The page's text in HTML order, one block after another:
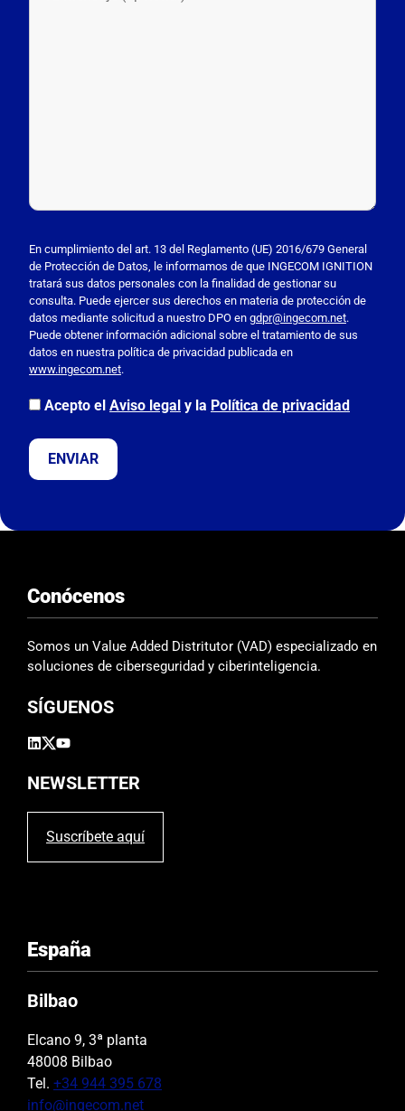
o
r
f
a
v
o
r
,
e
s
c
a
m
p
v
c
o
.
En cumplimiento del art. 13 del Reglamento (UE) 2016/679 General
de Protección de Datos, le informamos de que INGECOM IGNITION
tratará sus datos personales con la finalidad de gestionar su
consulta. Puede ejercer sus derechos en materia de protección de
datos mediante solicitud a nuestro DPO en gdpr@ingecom.net.
Puede obtener información adicional sobre el tratamiento de sus
datos en nuestra política de privacidad publicada en
www.ingecom.net.
Acepto el Aviso legal y la Política de privacidad
Conócenos
Somos un Value Added Distritutor (VAD) especializado en
soluciones de ciberseguridad y ciberinteligencia.
SÍGUENOS
NEWSLETTER
Suscríbete aquí
España
Bilbao
Elcano 9, 3ª planta
48008 Bilbao
Tel. +34 944 395 678
info@ingecom.net